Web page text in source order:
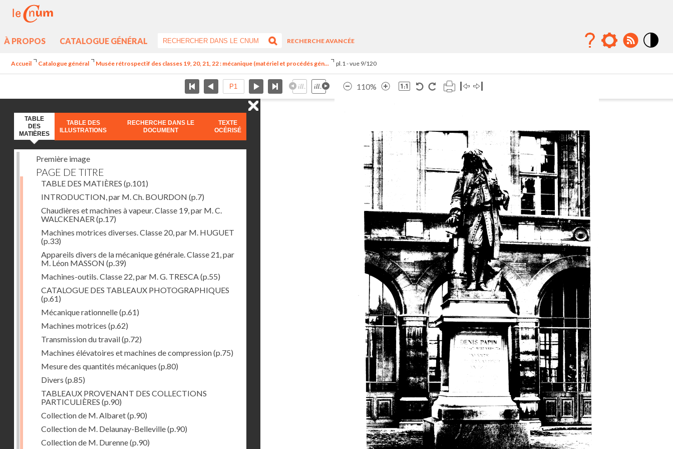
À PROPOS CATALOGUE GÉNÉRAL
RECHERCHE AVANCÉE
Accueil Catalogue général Musée rétrospectif des classes 19, 20, 21, 22 : mécanique (matériel et procédés gén... pl.1 - vue 9/120
110%
TABLE
DES
MATIÈRES
TABLE DES
ILLUSTRATIONS
RECHERCHE DANS LE
DOCUMENT
TEXTE
OCÉRISÉ
Première image
PAGE DE TITRE
TABLE DES MATIÈRES (p.101)
INTRODUCTION, par M. Ch. BOURDON (p.7)
Chaudières et machines à vapeur. Classe 19, par M. C.
WALCKENAER(p.17)
Machines motrices diverses. Classe 20, par M. HUGUET
(p.33)
Appareils divers de la mécanique générale. Classe 21, par
M. Léon MASSON (p.39)
Machines-outils. Classe 22, par M. G. TRESCA(p.55)
CATALOGUE DES TABLEAUX PHOTOGRAPHIQUES
(p.61)
Mécanique rationnelle(p.61)
Machines motrices (p.62)
Transmission du travail(p.72)
Machines élévatoires et machines de compression(p.75)
Mesure des quantités mécaniques (p.80)
Divers (p.85)
TABLEAUX PROVENANT DES COLLECTIONS
PARTICULIÈRES (p.90)
Collection de M. Albaret(p.90)
Collection de M. Delaunay-Belleville(p.90)
Collection de M. Durenne(p.90)